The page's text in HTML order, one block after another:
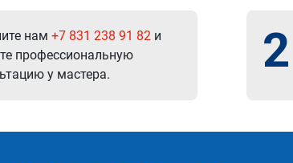
нам +7 831 238 91 82 и
профессиональную
у мастера.
2